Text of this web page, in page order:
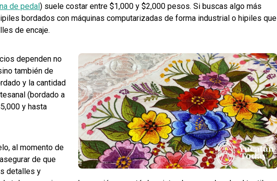
de pedal) suele costar entre $1,000 y $2,000 pesos. Si buscas algo más
bordados con máquinas computarizadas de forma industrial o hipiles que
de encaje.
dependen no
también de
y la cantidad
(bordado a
y hasta
al momento de
de que
detalles y